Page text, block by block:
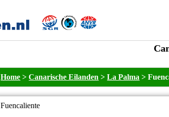
Home >Canarische Eilanden >La Palma >
Fuencaliente